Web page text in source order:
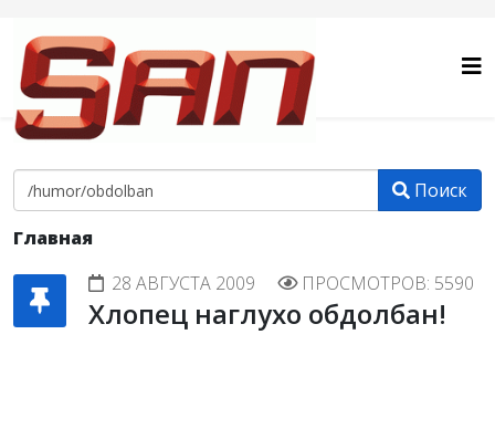
Поиск
Главная
28 АВГУСТА 2009
ПРОСМОТРОВ: 5590
Хлопец наглухо обдолбан!